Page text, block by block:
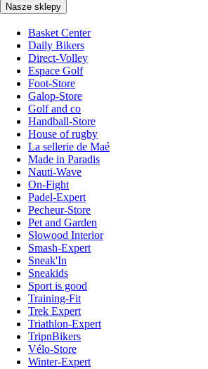
Nasze sklepy
Basket Center
Daily Bikers
Direct-Volley
Espace Golf
Foot-Store
Galop-Store
Golf and co
Handball-Store
House of rugby
La sellerie de Maé
Made in Paradis
Nauti-Wave
On-Fight
Padel-Expert
Pecheur-Store
Pet and Garden
Slowood Interior
Smash-Expert
Sneak'In
Sneakids
Sport is good
Training-Fit
Trek Expert
Triathlon-Expert
TripnBikers
Vélo-Store
Winter-Expert